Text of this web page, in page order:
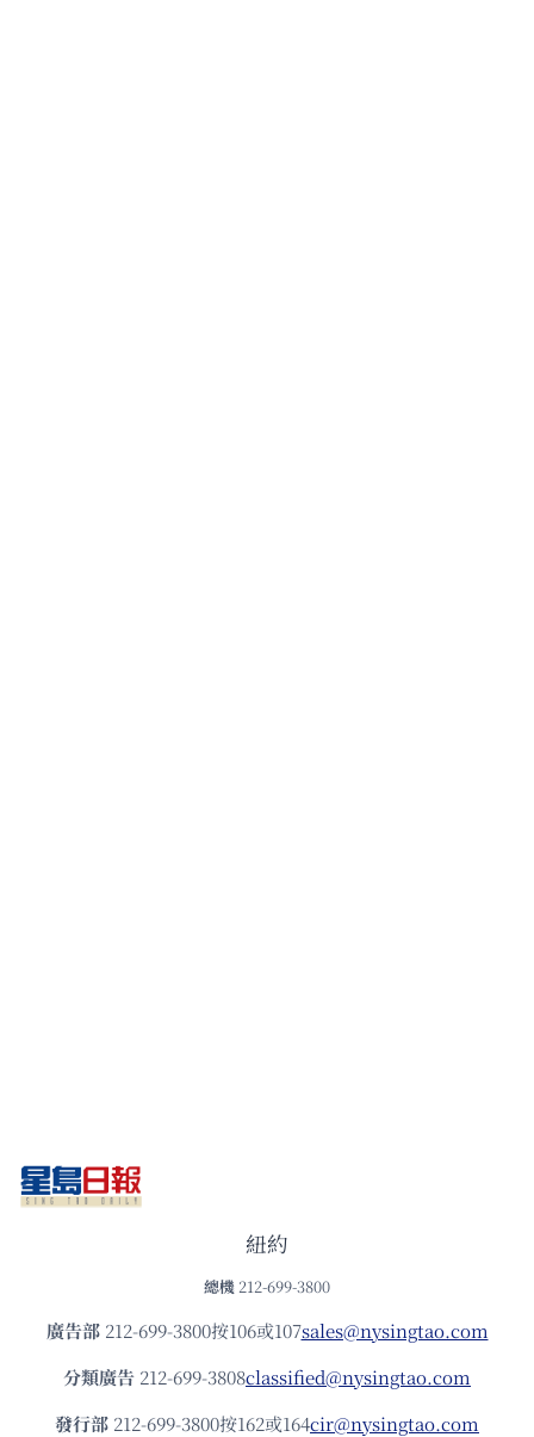
紐約
總機 212-699-3800
廣告部212-699-3800按106或107sales@nysingtao.com
分類廣告 212-699-3808classified@nysingtao.com
發⾏部 212-699-3800按162或164cir@nysingtao.com